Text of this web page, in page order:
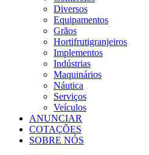
Diversos
Equipamentos
Grãos
Hortifrutigranjeiros
Implementos
Indústrias
Maquinários
Náutica
Serviços
Veículos
ANUNCIAR
COTAÇÕES
SOBRE NÓS